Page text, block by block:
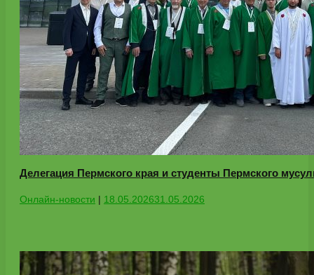
Делегация Пермского края и студенты Пермского
Онлайн-новости | 18.05.202631.05.2026